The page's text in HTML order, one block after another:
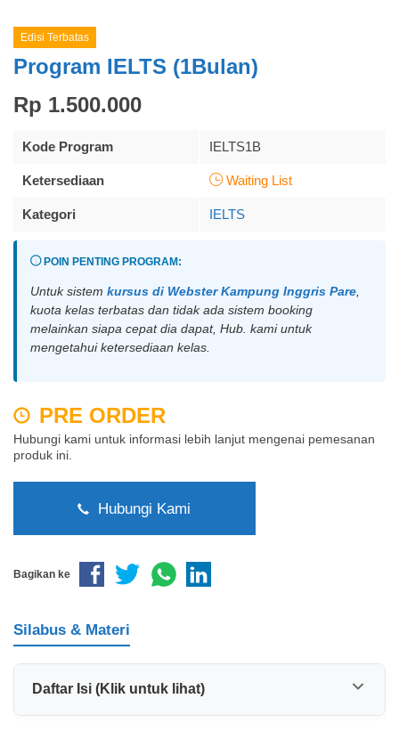
Edisi Terbatas
Program IELTS (1Bulan)
Rp 1.500.000
Kode Program IELTS1B
Ketersediaan Waiting List
Kategori IELTS
POIN PENTING PROGRAM:
Untuk sistem kursus di Webster Kampung Inggris Pare
kuota kelas terbatas dan tidak ada sistem booking
melainkan siapa cepat dia dapat, Hub. kami untuk
mengetahui ketersediaan kelas.
PRE ORDER
Hubungi kami untuk informasi lebih lanjut mengenai pemesanan
produk ini.
Hubungi Kami
Bagikan ke
Silabus & Materi
Daftar Isi (Klik untuk lihat)